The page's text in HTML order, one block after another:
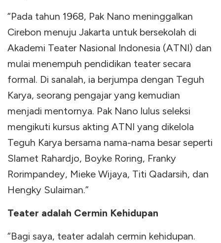
“Pada tahun 1968, Pak Nano meninggalkan
Cirebon menuju Jakarta untuk bersekolah di
Akademi Teater Nasional Indonesia (ATNI) dan
mulai menempuh pendidikan teater secara
formal. Di sanalah, ia berjumpa dengan Teguh
Karya, seorang pengajar yang kemudian
menjadi mentornya. Pak Nano lulus seleksi
mengikuti kursus akting ATNI yang dikelola
Teguh Karya bersama nama-nama besar seperti
Slamet Rahardjo, Boyke Roring, Franky
Rorimpandey, Mieke Wijaya, Titi Qadarsih, dan
Hengky Sulaiman.”
Teater adalah Cermin Kehidupan
“Bagi saya, teater adalah cermin kehidupan.